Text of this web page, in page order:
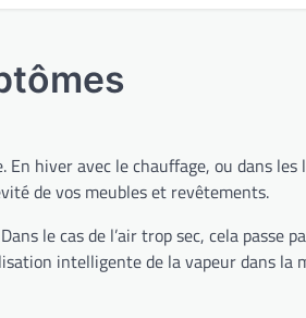
hiver avec le chauffage, ou dans
de vos meubles et revêtements.
le cas de l’air trop sec, cela passe
intelligente de la vapeur dans la